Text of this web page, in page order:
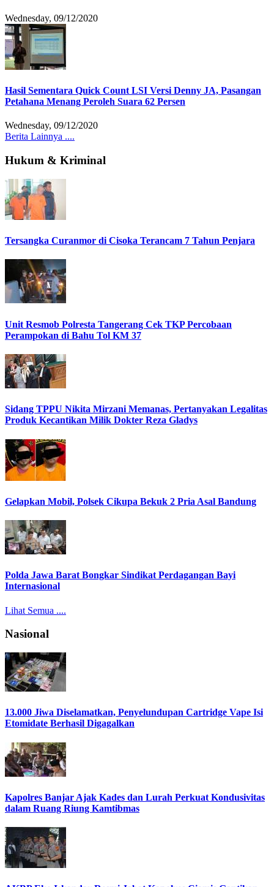
Wednesday, 09/12/2020
Hasil Sementara Quick Count LSI Versi Denny JA, Pasangan
Petahana Menang Peroleh Suara 62 Persen
Wednesday, 09/12/2020
Berita Lainnya ....
Hukum & Kriminal
Tersangka Curanmor di Cisoka Terancam 7 Tahun Penjara
Unit Resmob Polresta Tangerang Cek TKP Percobaan
Perampokan di Bahu Tol KM 37
Sidang TPPU Nikita Mirzani Memanas, Pertanyakan Legalitas
Produk Kecantikan Milik Dokter Reza Gladys
Gelapkan Mobil, Polsek Cikupa Bekuk 2 Pria Asal Bandung
Polda Jawa Barat Bongkar Sindikat Perdagangan Bayi
Internasional
Lihat Semua ....
Nasional
13.000 Jiwa Diselamatkan, Penyelundupan Cartridge Vape Isi
Etomidate Berhasil Digagalkan
Kapolres Banjar Ajak Kades dan Lurah Perkuat Kondusivitas
dalam Ruang Riung Kamtibmas